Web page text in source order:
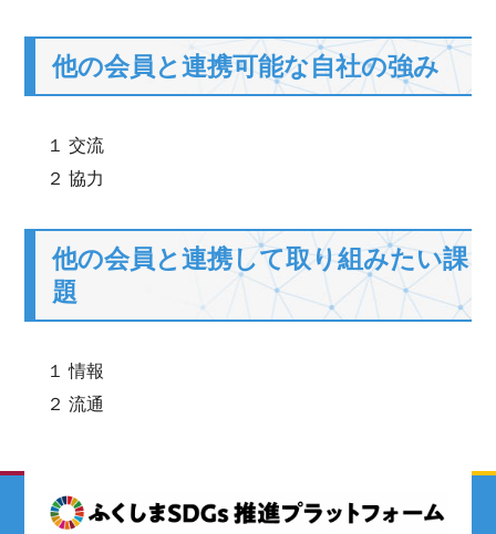
他の会員と連携可能な自社の強み
１ 交流
２ 協力
他の会員と連携して取り組みたい課
題
１ 情報
２ 流通